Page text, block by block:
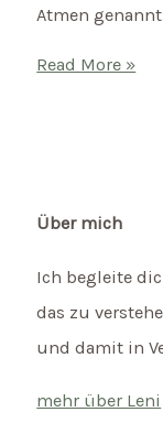
Atmen
Mantra
Read More »
Über mich
Ich begleite
das zu
und damit in
mehr über Leni